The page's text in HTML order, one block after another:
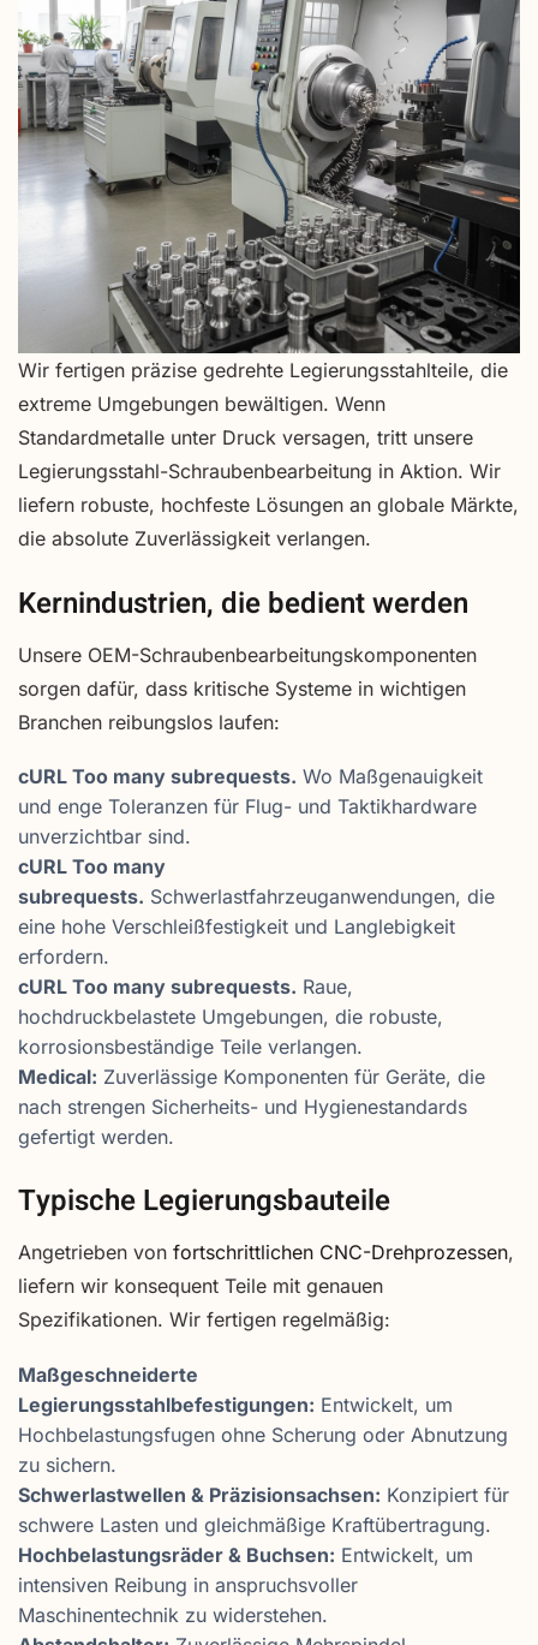
Wir fertigen präzise gedrehte Legierungsstahlteile, die
extreme Umgebungen bewältigen. Wenn
Standardmetalle unter Druck versagen, tritt unsere
Legierungsstahl-Schraubenbearbeitung in Aktion. Wir
liefern robuste, hochfeste Lösungen an globale Märkte,
die absolute Zuverlässigkeit verlangen.
Kernindustrien, die bedient werden
Unsere OEM-Schraubenbearbeitungskomponenten
sorgen dafür, dass kritische Systeme in wichtigen
Branchen reibungslos laufen:
cURL Too many subrequests. Wo Maßgenauigkeit
und enge Toleranzen für Flug- und Taktikhardware
unverzichtbar sind.
cURL Too many
subrequests. Schwerlastfahrzeuganwendungen, die
eine hohe Verschleißfestigkeit und Langlebigkeit
erfordern.
cURL Too many subrequests. Raue,
hochdruckbelastete Umgebungen, die robuste,
korrosionsbeständige Teile verlangen.
Medical: Zuverlässige Komponenten für Geräte, die
nach strengen Sicherheits- und Hygienestandards
gefertigt werden.
Typische Legierungsbauteile
Angetrieben von fortschrittlichen CNC-Drehprozessen,
liefern wir konsequent Teile mit genauen
Spezifikationen. Wir fertigen regelmäßig:
Maßgeschneiderte
Legierungsstahlbefestigungen: Entwickelt, um
Hochbelastungsfugen ohne Scherung oder Abnutzung
zu sichern.
Schwerlastwellen & Präzisionsachsen: Konzipiert für
schwere Lasten und gleichmäßige Kraftübertragung.
Hochbelastungsräder & Buchsen: Entwickelt, um
intensiven Reibung in anspruchsvoller
Maschinentechnik zu widerstehen.